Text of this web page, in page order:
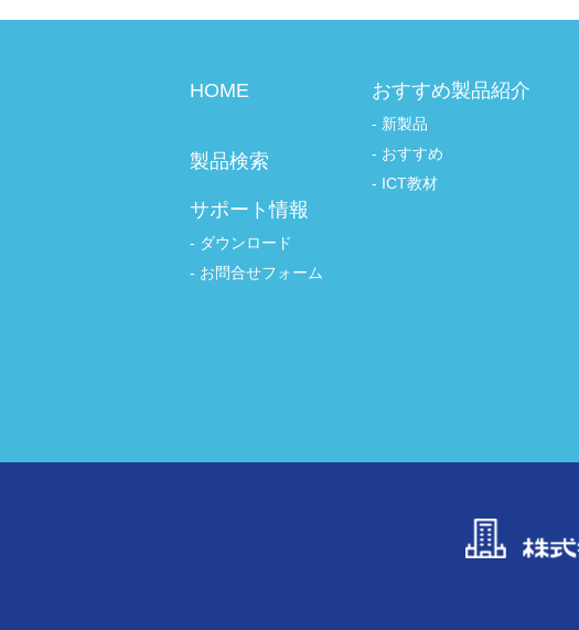
HOME
製品検索
サポート情報
ダウンロード
お問合せフォーム
おすすめ製品紹介
新製品
おすすめ
ICT教材